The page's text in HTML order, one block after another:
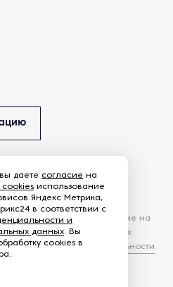
наш сайт, вы даете согласие на
и других пользовательских
сПолитикой конфиденциальности.
даете согласие на
использование
Яндекс Метрика,
в соответствии с
и
данных. Вы
cookies в